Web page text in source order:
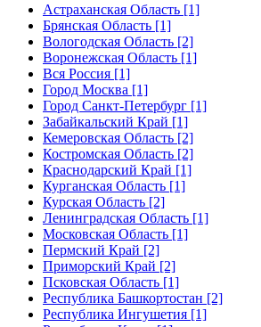
Астраханская Область [1]
Брянская Область [1]
Вологодская Область [2]
Воронежская Область [1]
Вся Россия [1]
Город Москва [1]
Город Санкт-Петербург [1]
Забайкальский Край [1]
Кемеровская Область [2]
Костромская Область [2]
Краснодарский Край [1]
Курганская Область [1]
Курская Область [2]
Ленинградская Область [1]
Московская Область [1]
Пермский Край [2]
Приморский Край [2]
Псковская Область [1]
Республика Башкортостан [2]
Республика Ингушетия [1]